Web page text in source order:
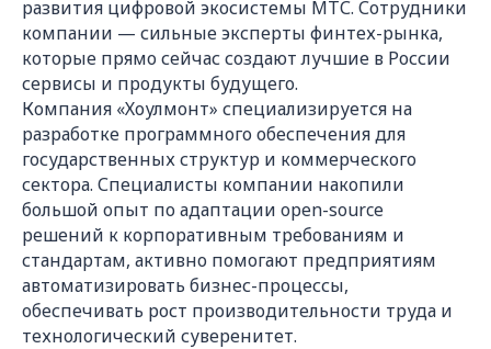
развития цифровой экосистемы МТС. Сотрудники
компании — сильные эксперты финтех-рынка,
которые прямо сейчас создают лучшие в России
сервисы и продукты будущего.
Компания «Хоулмонт» специализируется на
разработке программного обеспечения для
государственных структур и коммерческого
сектора. Специалисты компании накопили
большой опыт по адаптации open-source
решений к корпоративным требованиям и
стандартам, активно помогают предприятиям
автоматизировать бизнес-процессы,
обеспечивать рост производительности труда и
технологический суверенитет.